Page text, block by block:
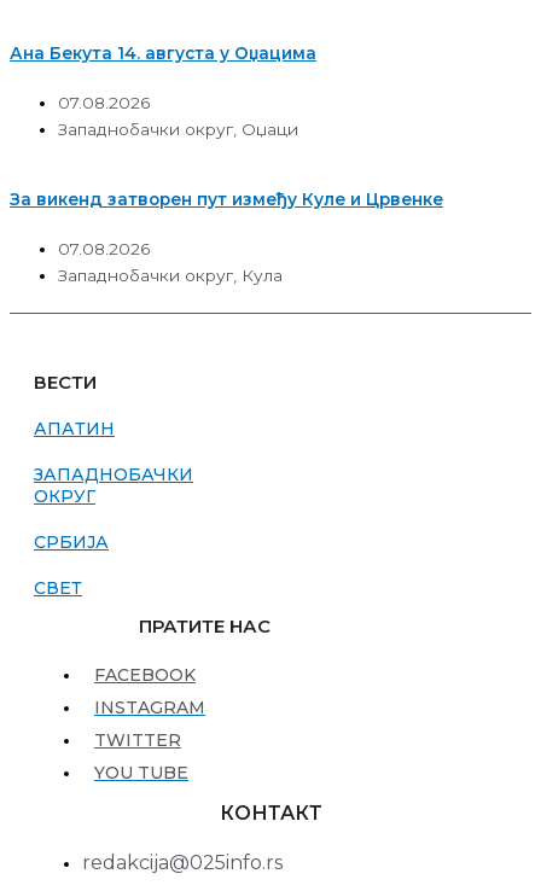
Ана Бекута 14. августа у Оџацима
07.08.2026
Западнобачки округ Оџаци
За викенд затворен пут између Куле и Црвенке
07.08.2026
Западнобачки округ Кула
ВЕСТИ
АПАТИН
ЗАПАДНОБАЧКИ
ОКРУГ
СРБИЈА
СВЕТ
ПРАТИТЕ НАС
FACEBOOK
INSTAGRAM
TWITTER
YOU TUBE
КОНТАКТ
redakcija@025info.rs